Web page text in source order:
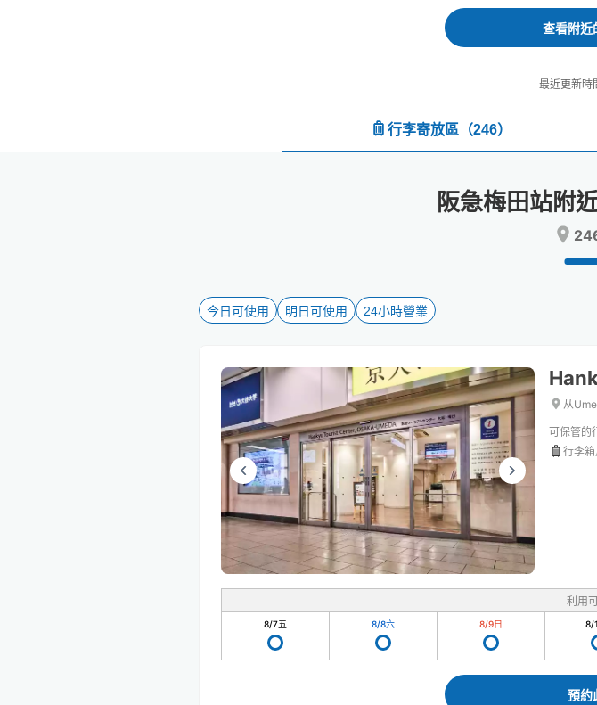
查看附近
最近更新
行李寄放區 （246）
阪急梅田站附
今日可使用 明日可使用 24小時營業
从
可保管的
行李
利用
8/7五 8/8六 8/9日 8/
預約